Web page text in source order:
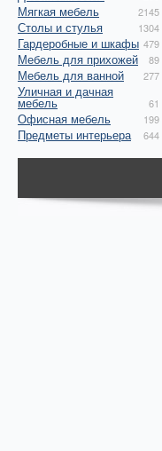
Мягкая мебель 2145
Столы и стулья 1304
Гардеробные и шкафы 479
Мебель для прихожей 89
Мебель для ванной 277
Уличная и дачная
мебель 61
Офисная мебель 199
Предметы интерьера 644